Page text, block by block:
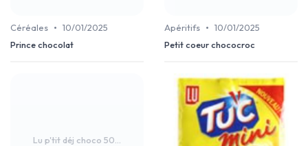
Céréales • 10/01/2025
Prince chocolat
Apéritifs • 10/01/2025
Petit coeur chococroc
Lu p'tit déj choco 50...